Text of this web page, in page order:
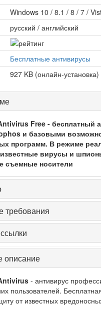
Windows 10 / 8.1 / 8 / 7 /
русский / английский
Бесплатные антивирусы
927 KB (онлайн-установка)
Free - бесплатный
и базовыми
программ. В режиме
вирусы и
съемные носители
требования
описание
- антивирус
пользователей.
от известных